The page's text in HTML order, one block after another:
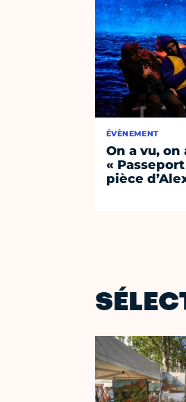
ÉVÈNEMENT
On a vu, on
«
pièce